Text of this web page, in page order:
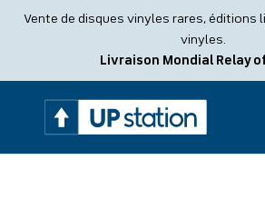
Vente de disques vinyles rares, éditions
vinyles.
Livraison Mondial Relay